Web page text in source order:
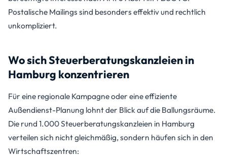
Postalische Mailings sind besonders effektiv und rechtlich
unkompliziert.
Wo sich Steuerberatungskanzleien in
Hamburg konzentrieren
Für eine regionale Kampagne oder eine effiziente
Außendienst-Planung lohnt der Blick auf die Ballungsräume.
Die rund 1.000 Steuerberatungskanzleien in Hamburg
verteilen sich nicht gleichmäßig, sondern häufen sich in den
Wirtschaftszentren: